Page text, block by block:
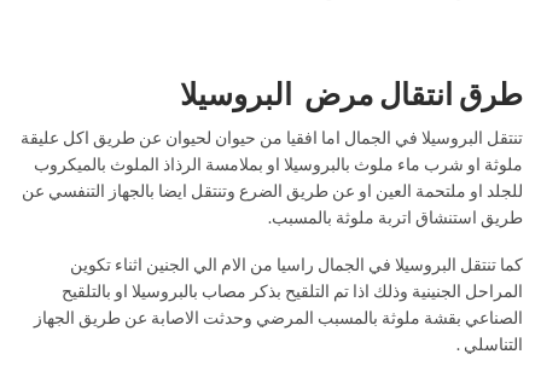
طرق انتقال مرض البروسيلا
تنتقل البروسيلا في الجمال اما افقيا من حيوان لحيوان عن طريق اكل عليقة
ملوثة او شرب ماء ملوث بالبروسيلا او بملامسة الرذاذ الملوث بالميكروب
للجلد او ملتحمة العين او عن طريق الضرع وتنتقل ايضا بالجهاز التنفسي عن
طريق استنشاق اتربة ملوثة بالمسبب.
كما تنتقل البروسيلا في الجمال راسيا من الام الي الجنين اثناء تكوين
المراحل الجنينية وذلك اذا تم التلقيح بذكر مصاب بالبروسيلا او بالتلقيح
الصناعي بقشة ملوثة بالمسبب المرضي وحدثت الاصابة عن طريق الجهاز
التناسلي .